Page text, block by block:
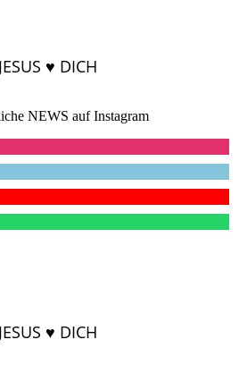
JESUS ♥ DICH
NEWS auf Instagram
JESUS ♥ DICH